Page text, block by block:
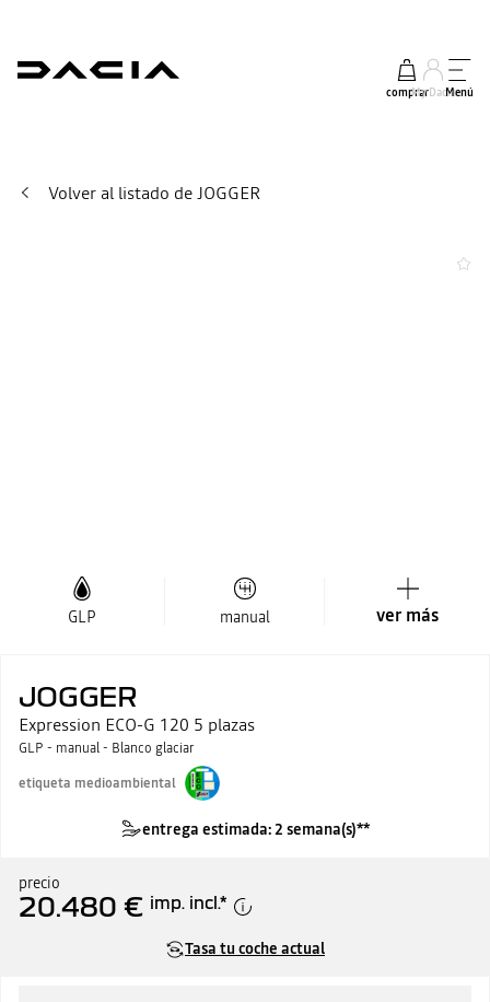
comprarMy DaciaMenú
Volver al listado de JOGGER
GLP manual ver más
JOGGER
Expression ECO-G 120 5 plazas
GLP - manual - Blanco glaciar
etiqueta medioambiental
entrega estimada: 2 semana(s)**
precio
20.480 € imp. incl.*
Tasa tu coche actual